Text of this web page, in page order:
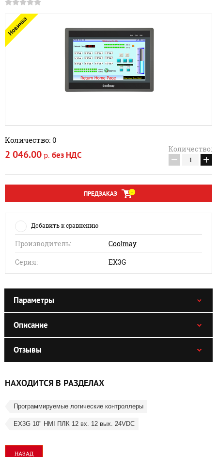
Новинка
Количество: 0
2 046.00 р. без НДС
Количество:
− +
ПРЕДЗАКАЗ
Добавить к сравнению
Производитель:
Coolmay
Серия:
EX3G
Параметры
Описание
Отзывы
НАХОДИТСЯ В РАЗДЕЛАХ
Программируемые логические контроллеры
EX3G 10" HMI ПЛК 12 вх. 12 вых. 24VDC
НАЗАД